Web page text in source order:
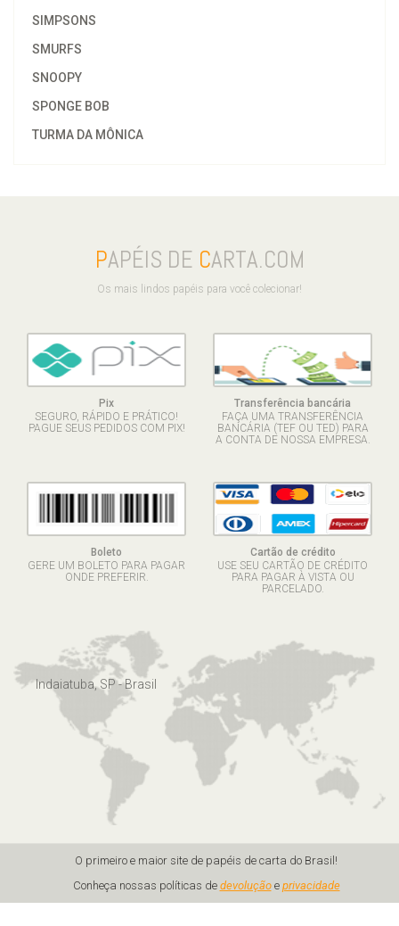
SIMPSONS
SMURFS
SNOOPY
SPONGE BOB
TURMA DA MÔNICA
PAPÉIS DE CARTA.COM
Os mais lindos papéis para você colecionar!
Pix
SEGURO, RÁPIDO E PRÁTICO!
PAGUE SEUS PEDIDOS COM PIX!
Transferência bancária
FAÇA UMA TRANSFERÊNCIA
BANCÁRIA (TEF OU TED) PARA
A CONTA DE NOSSA EMPRESA.
Boleto
GERE UM BOLETO PARA PAGAR
ONDE PREFERIR.
Cartão de crédito
USE SEU CARTÃO DE CRÉDITO
PARA PAGAR À VISTA OU
PARCELADO.
Indaiatuba, SP - Brasil
O primeiro e maior site de papéis de carta do Brasil!
Conheça nossas políticas de devoluçãoe privacidade